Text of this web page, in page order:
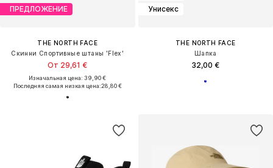
ПРЕДЛОЖЕНИЕ
THE NORTH FACE
Скинни Спортивные штаны 'Flex'
От 29,61 €
Изначальная цена: 39,90 €
Последняя самая низкая цена:28,80 €
Унисекс
THE NORTH FACE
Шапка
32,00 €